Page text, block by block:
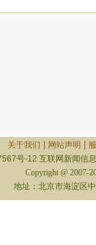
关于我们 网站声明
号-12 互联网新闻信
Copyright @ 2007-
地址：北京市海淀区